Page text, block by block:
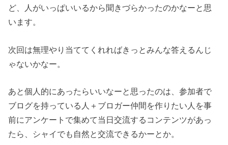
ど、人がいっぱいいるから聞きづらかったのかなーと思
います。
次回は無理やり当ててくれればきっとみんな答えるんじ
ゃないかなー。
あと個人的にあったらいいなーと思ったのは、参加者で
ブログを持っている人＋ブロガー仲間を作りたい人を事
前にアンケートで集めて当日交流するコンテンツがあっ
たら、シャイでも自然と交流できるかーとか。